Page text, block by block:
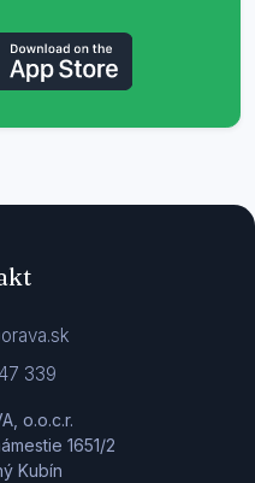
339
o.o.c.r.
1651/2
Kubín